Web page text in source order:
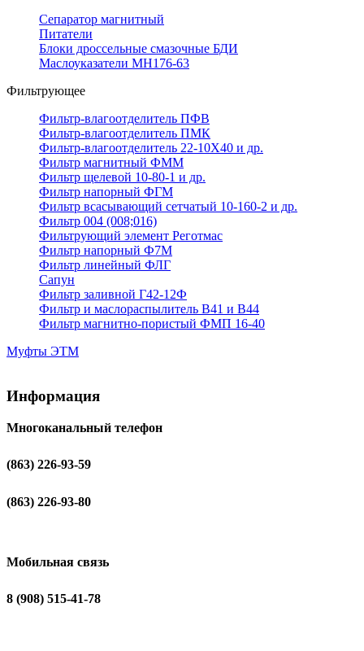
Сепаратор магнитный
Питатели
Блоки дроссельные смазочные БДИ
Маслоуказатели МН176-63
Фильтрующее
Фильтр-влагоотделитель ПФВ
Фильтр-влагоотделитель ПМК
Фильтр-влагоотделитель 22-10Х40 и др.
Фильтр магнитный ФММ
Фильтр щелевой 10-80-1 и др.
Фильтр напорный ФГМ
Фильтр всасывающий сетчатый 10-160-2 и др.
Фильтр 004 (008;016)
Фильтрующий элемент Реготмас
Фильтр напорный Ф7М
Фильтр линейный ФЛГ
Сапун
Фильтр заливной Г42-12Ф
Фильтр и маслораспылитель В41 и В44
Фильтр магнитно-пористый ФМП 16-40
Муфты ЭТМ
Информация
Многоканальный телефон
(863) 226-93-59
(863) 226-93-80
Мобильная связь
8 (908) 515-41-78